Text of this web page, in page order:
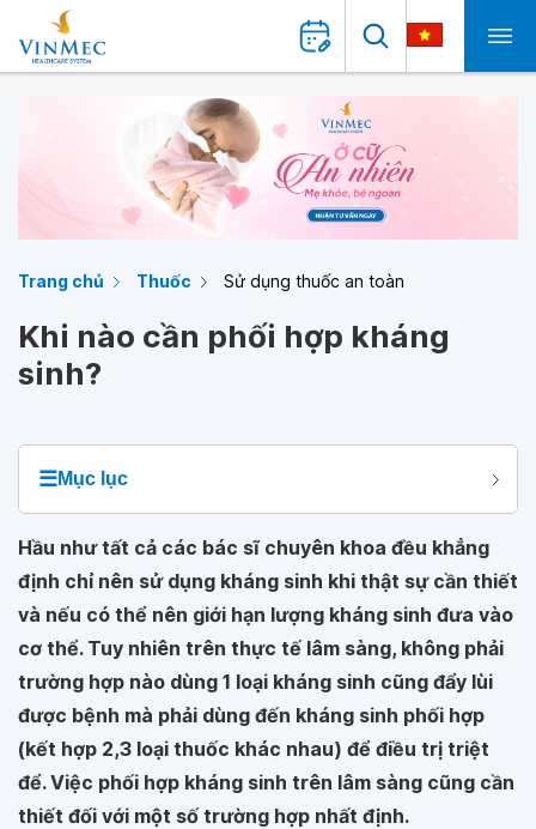
Trang chủ Thuốc Sử dụng thuốc an toàn
Khi nào cần phối hợp kháng
sinh?
☰Mục lục
Hầu như tất cả các bác sĩ chuyên khoa đều khẳng
định chỉ nên sử dụng kháng sinh khi thật sự cần thiết
và nếu có thể nên giới hạn lượng kháng sinh đưa vào
cơ thể. Tuy nhiên trên thực tế lâm sàng, không phải
trường hợp nào dùng 1 loại kháng sinh cũng đẩy lùi
được bệnh mà phải dùng đến kháng sinh phối hợp
(kết hợp 2,3 loại thuốc khác nhau) để điều trị triệt
để. Việc phối hợp kháng sinh trên lâm sàng cũng cần
thiết đối với một số trường hợp nhất định.